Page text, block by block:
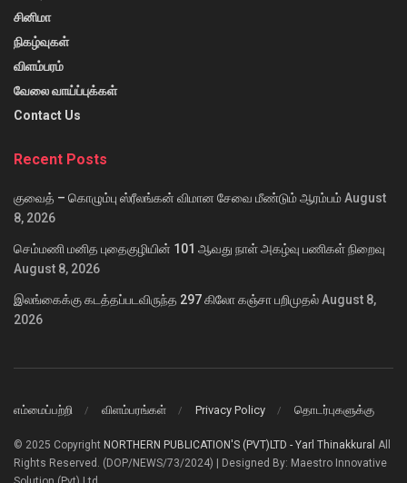
சினிமா
நிகழ்வுகள்
விளம்பரம்
வேலை வாய்ப்புக்கள்
Contact Us
Recent Posts
குவைத் – கொழும்பு ஸ்ரீலங்கன் விமான சேவை மீண்டும் ஆரம்பம்August
8, 2026
செம்மணி மனித புதைகுழியின் 101 ஆவது நாள் அகழ்வு பணிகள் நிறைவு
August 8, 2026
இலங்கைக்கு கடத்தப்படவிருந்த 297 கிலோ கஞ்சா பறிமுதல்August 8,
2026
எம்மைப்பற்றி விளம்பரங்கள் Privacy Policy தொடர்புகளுக்கு
© 2025 Copyright NORTHERN PUBLICATION'S (PVT)LTD - Yarl Thinakkural All
Rights Reserved. (DOP/NEWS/73/2024) | Designed By: Maestro Innovative